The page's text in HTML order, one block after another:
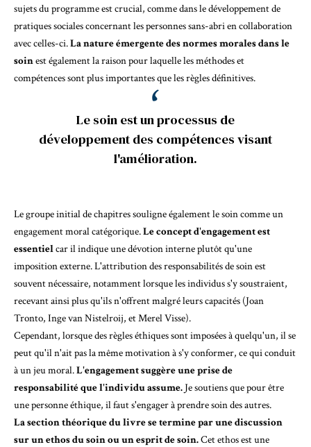
sujets du programme est crucial, comme dans le développement de
pratiques sociales concernant les personnes sans-abri en collaboration
avec celles-ci.La nature émergente des normes morales dans le
soinest également la raison pour laquelle les méthodes et
compétences sont plus importantes que les règles définitives.
Le soin est un processus de
développement des compétences visant
l'amélioration.
Le groupe initial de chapitres souligne également le soin comme un
engagement moral catégorique.Le concept d'engagement est
essentielcar il indique une dévotion interne plutôt qu'une
imposition externe. L'attribution des responsabilités de soin est
souvent nécessaire, notamment lorsque les individus s'y soustraient,
recevant ainsi plus qu'ils n'offrent malgré leurs capacités (Joan
Tronto, Inge van Nistelroij, et Merel Visse).
Cependant, lorsque des règles éthiques sont imposées à quelqu'un, il se
peut qu'il n'ait pas la même motivation à s'y conformer, ce qui conduit
à un jeu moral.L'engagement suggère une prise de
responsabilité que l'individu assume. Je soutiens que pour être
une personne éthique, il faut s'engager à prendre soin des autres.
La section théorique du livre se termine par une discussion
sur un ethos du soin ou un esprit de soin.Cet ethos est une